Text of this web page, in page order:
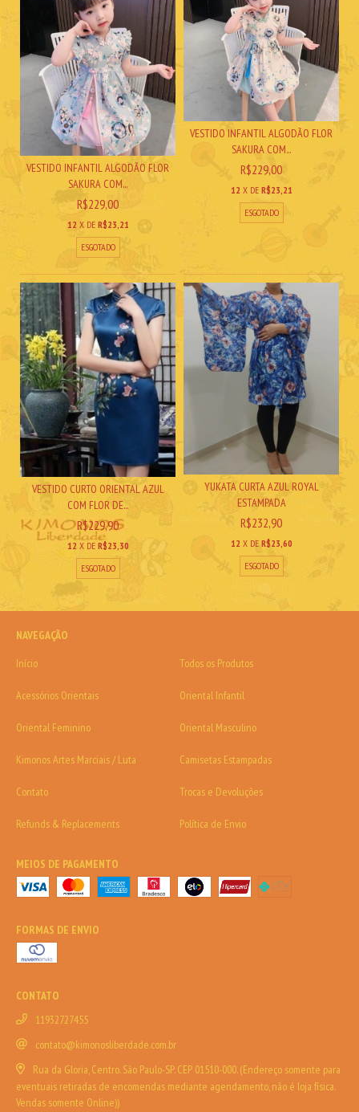
VESTIDO INFANTIL ALGODÃO FLOR
SAKURA COM...
R$229,00
12 X DE R$23,21
ESGOTADO
VESTIDO INFANTIL ALGODÃO FLOR
SAKURA COM...
R$229,00
12 X DE R$23,21
ESGOTADO
VESTIDO CURTO ORIENTAL AZUL
COM FLOR DE...
R$229,90
12 X DE R$23,30
ESGOTADO
YUKATA CURTA AZUL ROYAL
ESTAMPADA
R$232,90
12 X DE R$23,60
ESGOTADO
NAVEGAÇÃO
Início
Todos os Produtos
Acessórios Orientais Oriental Infantil
Oriental Feminino Oriental Masculino
Kimonos Artes Marciais / Luta Camisetas Estampadas
Contato Trocas e Devoluções
Refunds & Replacements Política de Envio
MEIOS DE PAGAMENTO
FORMAS DE ENVIO
CONTATO
11932727455
contato@kimonosliberdade.com.br
Rua da Gloria, Centro. São Paulo-SP. CEP 01510-000. (Endereço somente para
eventuais retiradas de encomendas mediante agendamento, não é loja física.
Vendas somente Online))